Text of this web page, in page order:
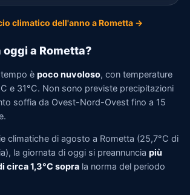
climatico dell'anno a Rometta →
a Rometta?
è poco nuvoloso, con temperature
e 31°C. Non sono previste precipitazioni
soffia da Ovest-Nord-Ovest fino a 15
climatiche di agosto a Rometta (25,7°C di
la giornata di oggi si preannuncia più
circa 1,3°C sopra la norma del periodo